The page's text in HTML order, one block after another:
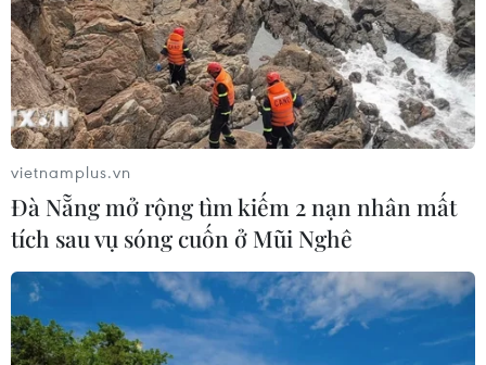
vietnamplus.vn
Đà Nẵng mở rộng tìm kiếm 2 nạn nhân mất
tích sau vụ sóng cuốn ở Mũi Nghê